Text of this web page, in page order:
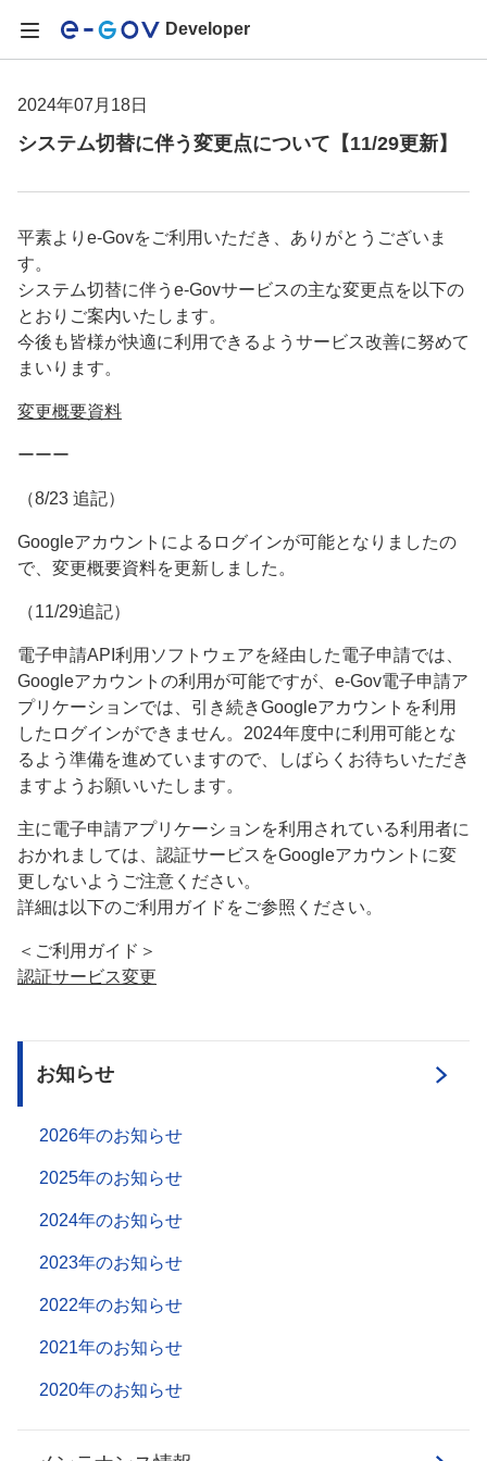
Developer
2024年07月18日
システム切替に伴う変更点について【11/29更新】
平素よりe-Govをご利用いただき、ありがとうございま
す。
システム切替に伴うe-Govサービスの主な変更点を以下の
とおりご案内いたします。
今後も皆様が快適に利用できるようサービス改善に努めて
まいります。
変更概要資料
ーーー
（8/23 追記）
Googleアカウントによるログインが可能となりましたの
で、変更概要資料を更新しました。
（11/29追記）
電子申請API利用ソフトウェアを経由した電子申請では、
Googleアカウントの利用が可能ですが、e-Gov電子申請ア
プリケーションでは、引き続きGoogleアカウントを利用
したログインができません。2024年度中に利用可能とな
るよう準備を進めていますので、しばらくお待ちいただき
ますようお願いいたします。
主に電子申請アプリケーションを利用されている利用者に
おかれましては、認証サービスをGoogleアカウントに変
更しないようご注意ください。
詳細は以下のご利用ガイドをご参照ください。
＜ご利用ガイド＞
認証サービス変更
お知らせ
2026年のお知らせ
2025年のお知らせ
2024年のお知らせ
2023年のお知らせ
2022年のお知らせ
2021年のお知らせ
2020年のお知らせ